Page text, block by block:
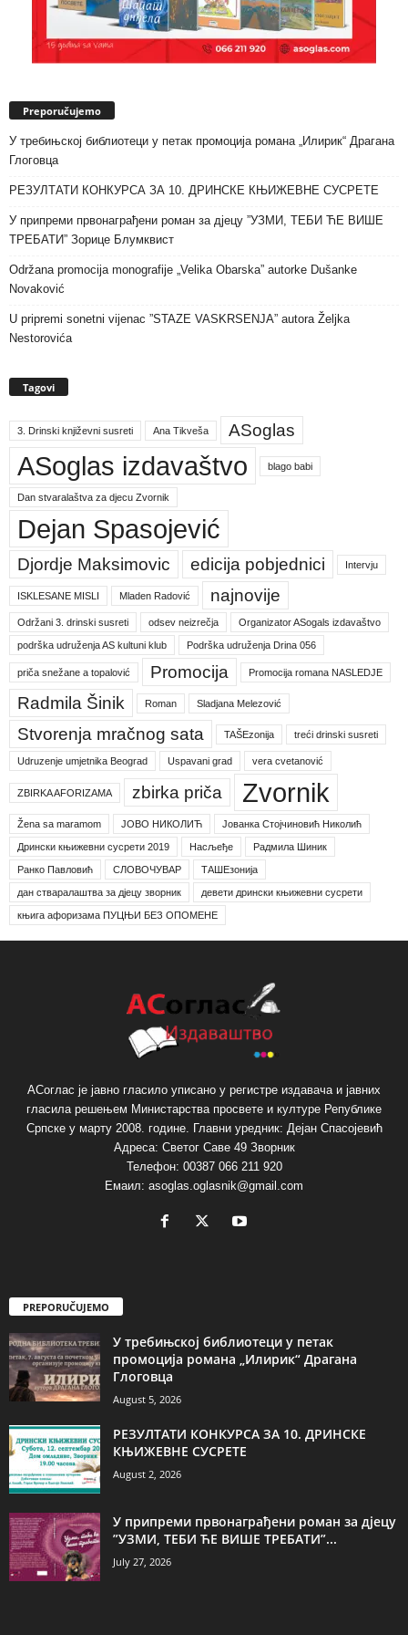
Preporučujemo
У требињској библиотеци у петак промоција романа „Илирик“ Драгана
Глоговца
РЕЗУЛТАТИ КОНКУРСА ЗА 10. ДРИНСКЕ КЊИЖЕВНЕ СУСРЕТЕ
У припреми првонаграђени роман за дјецу ”УЗМИ, ТЕБИ ЋЕ ВИШЕ
ТРЕБАТИ” Зорице Блумквист
Održana promocija monografije „Velika Obarska” autorke Dušanke
Novaković
U pripremi sonetni vijenac ”STAZE VASKRSENJA” autora Željka
Nestorovića
Tagovi
3. Drinski književni susreti Ana Tikveša ASoglas
ASoglas izdavaštvo blago babi
Dan stvaralaštva za djecu Zvornik
Dejan Spasojević
Djordje Maksimovic edicija pobjednici Intervju
ISKLESANE MISLI Mladen Radović najnovije
Održani 3. drinski susreti odsev neizrečja Organizator ASogals izdavaštvo
podrška udruženja AS kultuni klub Podrška udruženja Drina 056
priča snežane a topalović Promocija Promocija romana NASLEDJE
Radmila Šinik Roman Sladjana Melezović
Stvorenja mračnog sata TAŠEzonija treći drinski susreti
Udruzenje umjetnika Beograd Uspavani grad vera cvetanović
ZBIRKA AFORIZAMA zbirka priča Zvornik
Žena sa maramom ЈОВО НИКОЛИЋ Јованка Стојчиновић Николић
Дрински књижевни сусрети 2019 Насљеђе Радмила Шиник
Ранко Павловић СЛОВОЧУВАР ТАШЕзонија
дан стваралаштва за дјецу зворник девети дрински књижевни сусрети
књига афоризама ПУЦЊИ БЕЗ ОПОМЕНЕ
АСоглас је јавно гласило уписано у регистре издавача и јавних
гласила решењем Министарства просвете и културе Републике
Српске у марту 2008. године. Главни уредник: Дејан Спасојевић
Адреса: Светог Саве 49 Зворник
Телефон: 00387 066 211 920
Емаил: asoglas.oglasnik@gmail.com
PREPORUČUJEMO
У требињској библиотеци у петак
промоција романа „Илирик“ Драгана
Глоговца
August 5, 2026
РЕЗУЛТАТИ КОНКУРСА ЗА 10. ДРИНСКЕ
КЊИЖЕВНЕ СУСРЕТЕ
August 2, 2026
У припреми првонаграђени роман за дјецу
”УЗМИ, ТЕБИ ЋЕ ВИШЕ ТРЕБАТИ”...
July 27, 2026